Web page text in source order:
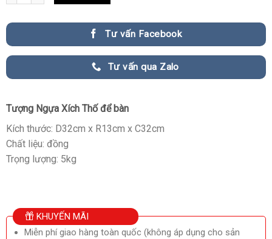
Tư vấn Facebook
Tư vấn qua Zalo
Tượng Ngựa Xích Thố để bàn
Kích thước: D32cm x R13cm x C32cm
Chất liệu: đồng
Trọng lượng: 5kg
KHUYẾN MÃI
Miễn phí giao hàng toàn quốc (không áp dụng cho sản